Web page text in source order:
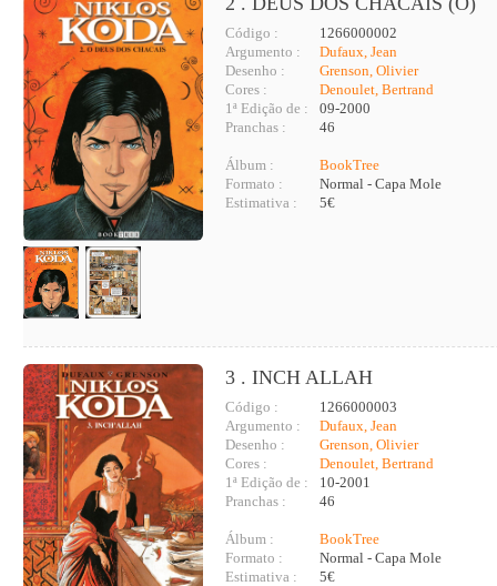
Código :
1266000002
Argumento :
Dufaux, Jean
Desenho :
Grenson, Olivier
Cores :
Denoulet, Bertrand
1ª Edição de :
09-2000
Pranchas :
46
Álbum :
BookTree
Formato :
Normal - Capa Mole
Estimativa :
5€
3 . INCH ALLAH
Código :
1266000003
Argumento :
Dufaux, Jean
Desenho :
Grenson, Olivier
Cores :
Denoulet, Bertrand
1ª Edição de :
10-2001
Pranchas :
46
Álbum :
BookTree
Formato :
Normal - Capa Mole
Estimativa :
5€